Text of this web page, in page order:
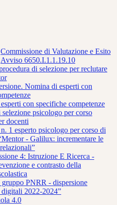
Commissione di Valutazione e Esito
Avviso 6650.I.1.1.19.10
di selezione per reclutare
Nomina di esperti con
con specifiche competenze
selezione psicologo per corso
docenti
1 esperto psicologo per corso di
- Galilux: incrementare le
4: Istruzione E Ricerca -
e contrasto della
PNRR - dispersione
2022-2024”
4.0